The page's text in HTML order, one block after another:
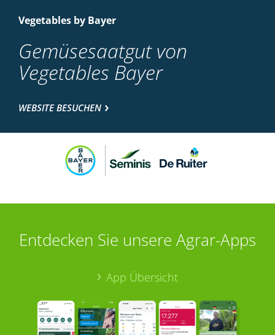
Vegetables by Bayer
Gemüsesaatgut von
Vegetables Bayer
WEBSITE BESUCHEN
Entdecken Sie unsere Agrar-Apps
App Übersicht